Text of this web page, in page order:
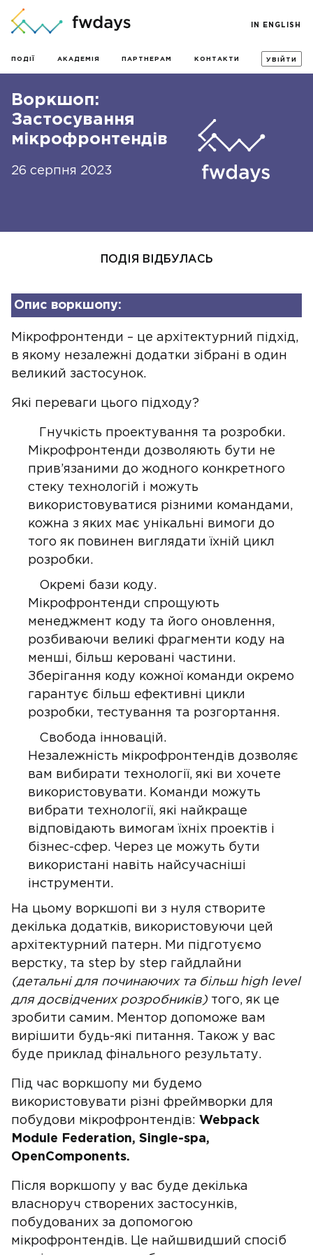
ПОДІЇ АКАДЕМІЯ ПАРТНЕРАМ КОНТАКТИ УВІЙТИ
IN ENGLISH
Воркшоп:
Застосування
мікрофронтендів
26 серпня 2023
ПОДІЯ ВІДБУЛАСЬ
Опис воркшопу:
Мікрофронтенди – це архітектурний підхід,
в якому незалежні додатки зібрані в один
великий застосунок.
Які переваги цього підходу?
Гнучкість проектування та розробки.
Мікрофронтенди дозволяють бути не
прив’язаними до жодного конкретного
стеку технологій і можуть
використовуватися різними командами,
кожна з яких має унікальні вимоги до
того як повинен виглядати їхній цикл
розробки.
Окремі бази коду.
Мікрофронтенди спрощують
менеджмент коду та його оновлення,
розбиваючи великі фрагменти коду на
менші, більш керовані частини.
Зберігання коду кожної команди окремо
гарантує більш ефективні цикли
розробки, тестування та розгортання.
Свобода інновацій.
Незалежність мікрофронтендів дозволяє
вам вибирати технології, які ви хочете
використовувати. Команди можуть
вибрати технології, які найкраще
відповідають вимогам їхніх проектів і
бізнес-сфер. Через це можуть бути
використані навіть найсучасніші
інструменти.
На цьому воркшопі ви з нуля створите
декілька додатків, використовуючи цей
архітектурний патерн. Ми підготуємо
верстку, та step by step гайдлайни
(детальні для починаючих та більш high level
для досвідчених розробників)того, як це
зробити самим. Ментор допоможе вам
вирішити будь-які питання. Також у вас
буде приклад фінального результату.
Під час воркшопу ми будемо
використовувати різні фреймворки для
побудови мікрофронтендів: Webpack
Module Federation, Single-spa,
OpenComponents.
Після воркшопу у вас буде декілька
власноруч створених застосунків,
побудованих за допомогою
мікрофронтендів. Це найшвидший спосіб